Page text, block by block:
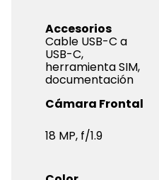
Accesorios
Cable USB-C a
USB-C,
herramienta SIM,
documentación
Cámara Frontal
18 MP, f/1.9